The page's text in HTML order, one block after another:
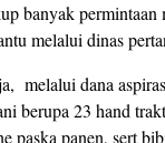
banyak permintaan
melalui dinas
melalui dana
berupa 23 hand
paska panen, sert